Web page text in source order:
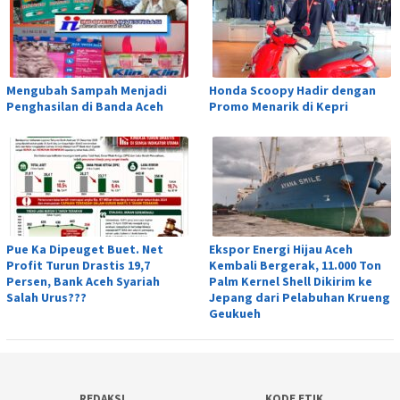
Mengubah Sampah Menjadi
Penghasilan di Banda Aceh
Honda Scoopy Hadir dengan
Promo Menarik di Kepri
Pue Ka Dipeuget Buet. Net
Profit Turun Drastis 19,7
Persen, Bank Aceh Syariah
Salah Urus???
Ekspor Energi Hijau Aceh
Kembali Bergerak, 11.000 Ton
Palm Kernel Shell Dikirim ke
Jepang dari Pelabuhan Krueng
Geukueh